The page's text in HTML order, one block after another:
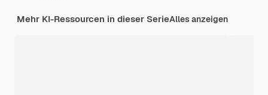
Mehr KI-Ressourcen in dieser SerieAlles anzeigen